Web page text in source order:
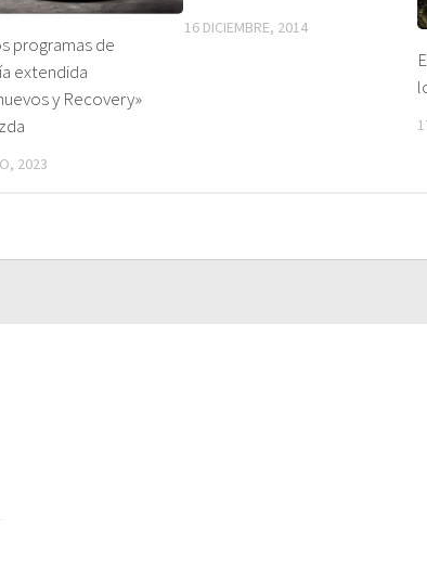
programas de
extendida
y Recovery»
2023
16 DICIEMBRE, 2014